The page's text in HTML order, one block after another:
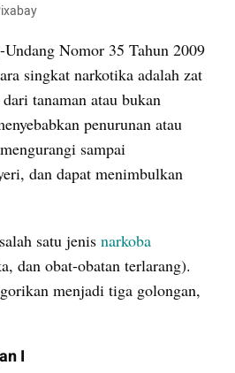
Nomor 35 Tahun 2009
singkat narkotika adalah zat
tanaman atau bukan
penurunan atau
sampai
dan dapat menimbulkan
satu jenis
dan obat-obatan terlarang).
menjadi tiga golongan,
I